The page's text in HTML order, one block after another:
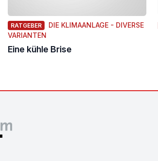
RATGEBER
DIE KLIMAANLAGE - DIVERSE
VARIANTEN
Eine kühle Brise